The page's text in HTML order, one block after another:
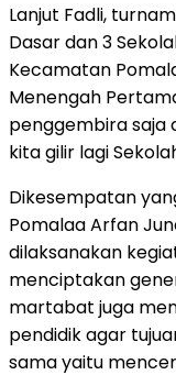
Lanjut Fadli,
Dasar dan 3
Kecamatan
Menengah
penggembira saja
kita gilir lagi
Dikesempatan
Pomalaa Arfan
dilaksanakan
menciptakan
martabat juga
pendidik agar
sama yaitu